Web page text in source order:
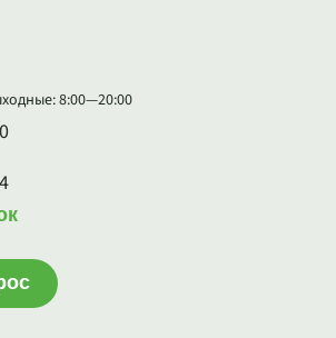
8:00—20:00